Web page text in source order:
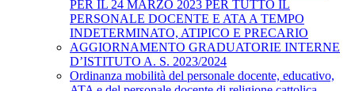
PER IL 24 MARZO 2023 PER TUTTO IL
PERSONALE DOCENTE E ATA A TEMPO
INDETERMINATO, ATIPICO E PRECARIO
AGGIORNAMENTO GRADUATORIE INTERNE
D’ISTITUTO A. S. 2023/2024
Ordinanza mobilità del personale docente, educativo,